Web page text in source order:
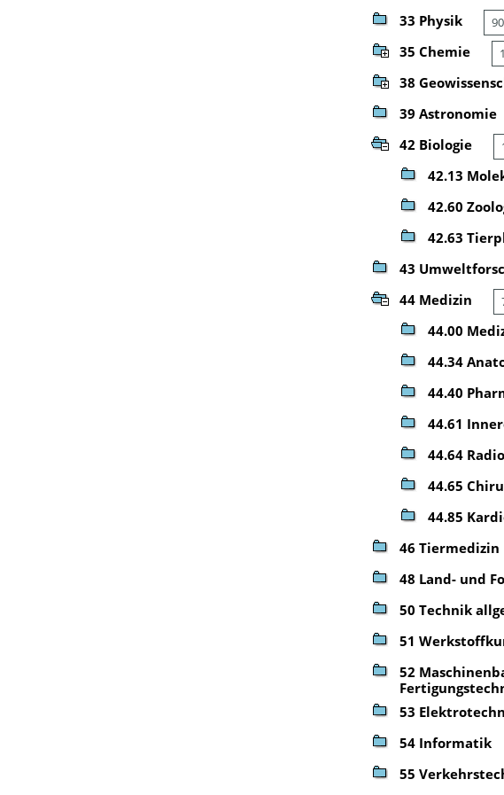
33 Physik
35 Chemie
38
39 Astronomie
42 Biologie
42.13
42.60
42.63
43
44 Medizin
44.00
44.34
44.40
44.61
44.64
44.65
44.85
46 Tiermedizin
48 Land- und
50 Technik
51
52
53
54 Informatik
55